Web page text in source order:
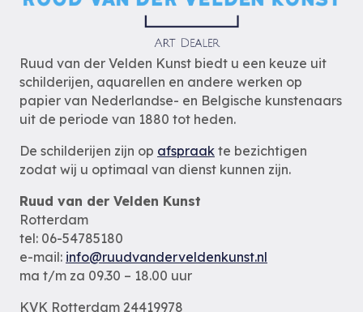
Ruud van der Velden Kunst biedt u een keuze uit
schilderijen, aquarellen en andere werken op
papier van Nederlandse- en Belgische kunstenaars
uit de periode van 1880 tot heden.
De schilderijen zijn op afspraak te bezichtigen
zodat wij u optimaal van dienst kunnen zijn.
Ruud van der Velden Kunst
Rotterdam
tel: 06-54785180
e-mail: info@ruudvanderveldenkunst.nl
ma t/m za 09.30 – 18.00 uur
KVK Rotterdam 24419978